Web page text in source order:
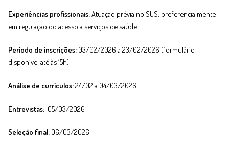
Experiências profissionais:Atuação prévia no SUS, preferencialmente
em regulação do acesso a serviços de saúde.
Período de inscrições:03/02/2026 a 23/02/2026 (formulário
disponível até às 15h)
Análise de currículos:24/02 a 04/03/2026
Entrevistas:05/03/2026
Seleção final:06/03/2026